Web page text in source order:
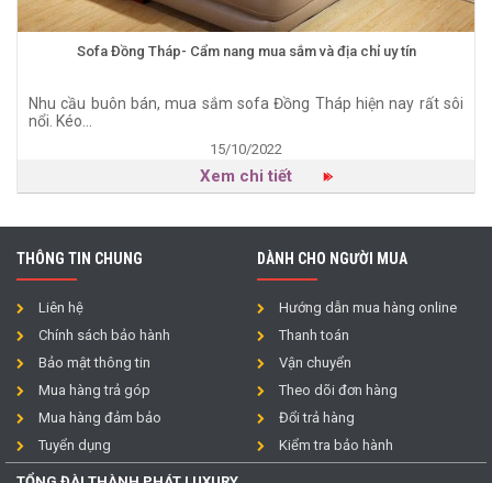
Sofa Đồng Tháp- Cẩm nang mua sắm và địa chỉ uy tín
Nhu cầu buôn bán, mua sắm sofa Đồng Tháp hiện nay rất sôi
nổi. Kéo...
15/10/2022
Xem chi tiết
THÔNG TIN CHUNG
Liên hệ
Chính sách bảo hành
Bảo mật thông tin
Mua hàng trả góp
Mua hàng đảm bảo
Tuyển dụng
DÀNH CHO NGƯỜI MUA
Hướng dẫn mua hàng online
Thanh toán
Vận chuyển
Theo dõi đơn hàng
Đổi trả hàng
Kiểm tra bảo hành